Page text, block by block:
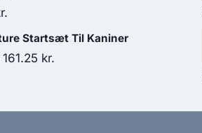
var:
135.00 kr.. 116.25 kr..
aktuelle
pris
Startsæt Til Kaniner
Den
161.25 kr.